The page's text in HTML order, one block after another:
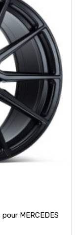
MERCEDES